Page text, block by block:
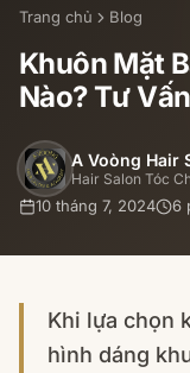
Trang chủ Blog
Khuôn Mặt
Nào? Tư
A Voòng Hair
Hair Salon Tóc
10 tháng 7, 2024 6
Khi lựa chọn
hình dáng